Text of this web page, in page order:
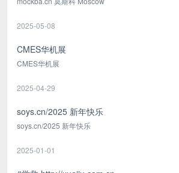
2025-05-08
CMES华机展
CMES华机展
2025-04-29
soys.cn/2025 新年快乐
soys.cn/2025 新年快乐
2025-01-01